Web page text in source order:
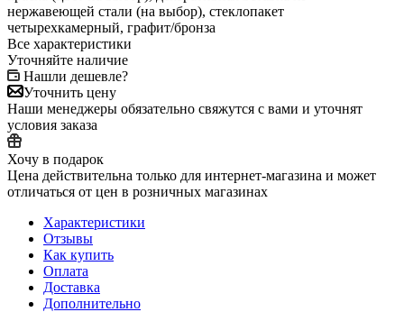
нержавеющей стали (на выбор), стеклопакет
четырехкамерный, графит/бронза
Все характеристики
Уточняйте наличие
Нашли дешевле?
Уточнить цену
Наши менеджеры обязательно свяжутся с вами и уточнят
условия заказа
Хочу в подарок
Цена действительна только для интернет-магазина и может
отличаться от цен в розничных магазинах
Характеристики
Отзывы
Как купить
Оплата
Доставка
Дополнительно